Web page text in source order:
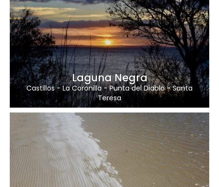
Laguna Negra
Castillos-La Coronilla-Punta del Diablo-Santa
Teresa